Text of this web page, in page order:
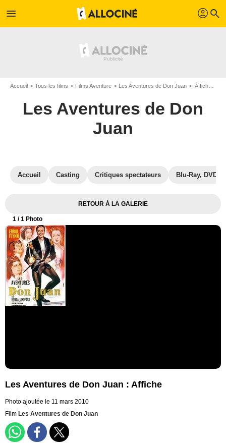
menu profil search
Accueil Tous les films Films Aventure Les Aventures de Don Juan Affiche du film Les Aventures de Don Juan - Photo 1
Les Aventures de Don
Juan
Accueil Casting Critiques spectateurs Blu-Ray, DVD
RETOUR À LA GALERIE
1 / 1 Photo
Les Aventures de Don Juan : Affiche
Photo ajoutée le 11 mars 2010
Film Les Aventures de Don Juan